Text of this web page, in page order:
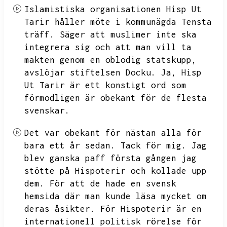
Islamistiska organisationen Hisp Ut
Tarir håller möte i kommunägda Tensta
träff.
Säger att muslimer inte ska
integrera sig och att man vill ta
makten genom en oblodig statskupp,
avslöjar stiftelsen Docku.
Ja,
Hisp
Ut Tarir är ett konstigt ord som
förmodligen är obekant för de flesta
svenskar.
Det var obekant för nästan alla för
bara ett år sedan.
Tack för mig.
Jag
blev ganska paff första gången jag
stötte på Hispoterir och kollade upp
dem.
För att de hade en svensk
hemsida där man kunde läsa mycket om
deras åsikter.
För Hispoterir är en
internationell politisk rörelse för